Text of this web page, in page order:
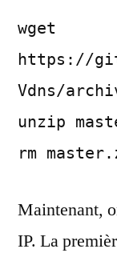
wget
https://
Vdns/
unzip
rm
Maintenant,
IP. La